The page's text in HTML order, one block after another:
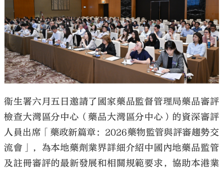
大公文匯
衞生署六月五日邀請了國家藥品監督管理局藥品審評
檢查大灣區分中心（藥品大灣區分中心）的資深審評
人員出席「藥政新篇章：2026藥物監管與評審趨勢交
流會」，為本地藥劑業界詳細介紹中國內地藥品監管
及註冊審評的最新發展和相關規範要求，協助本港業